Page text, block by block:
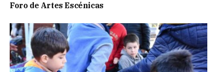
Foro de Artes Escénicas